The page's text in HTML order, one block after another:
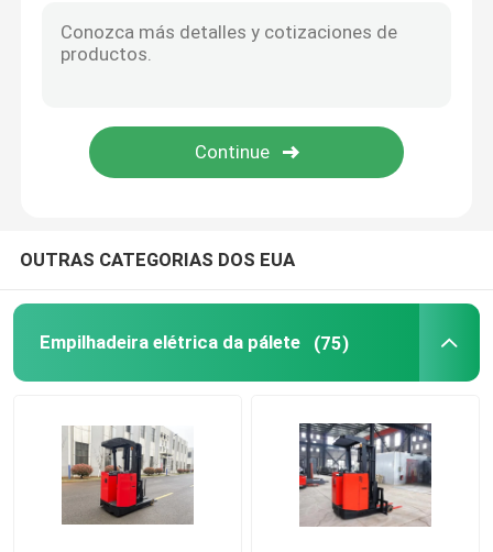
Veículo guiado automático AGV
Caminhão elevador elétrico de contra-equilíbrio
OUTRAS CATEGORIAS DOS EUA
Empilhadeira elétrica da pálete (75)